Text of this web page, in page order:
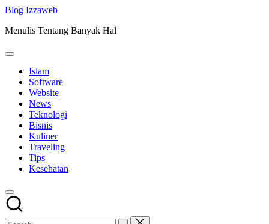
Skip
content
Blog Izzaweb
Menulis Tentang Banyak Hal
Islam
Software
Website
News
Teknologi
Bisnis
Kuliner
Traveling
Tips
Kesehatan